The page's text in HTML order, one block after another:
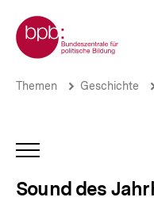
zum
Seiteninhalt
springen
Zur Startseite der bpb
Caruso
Sound
des
Jahrhunderts
Themen Geschichte
Sound des